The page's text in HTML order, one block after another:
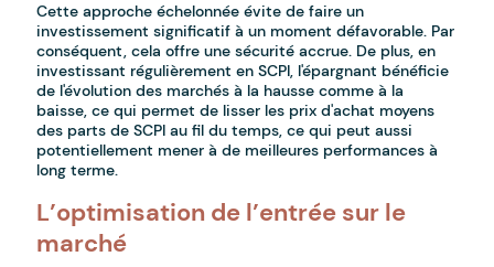
Cette approche échelonnée évite de faire un
investissement significatif à un moment défavorable. Par
conséquent, cela offre une sécurité accrue. De plus, en
investissant régulièrement en SCPI, l'épargnant bénéficie
de l'évolution des marchés à la hausse comme à la
baisse, ce qui permet de lisser les prix d'achat moyens
des parts de SCPI au fil du temps, ce qui peut aussi
potentiellement mener à de meilleures performances à
long terme.
L’optimisation de l’entrée sur le
marché